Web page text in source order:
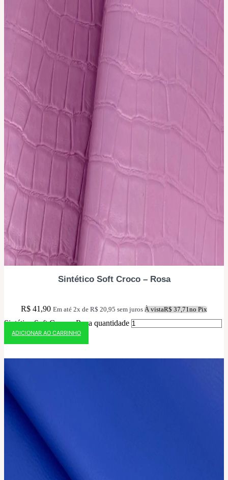
Sintético Soft Croco – Rosa
R$ 41,90 Em até 2x de R$ 20,95 sem juros À vistaR$ 37,71no Pix
Sintético Soft Croco - Rosa quantidade
ADICIONAR AO CARRINHO